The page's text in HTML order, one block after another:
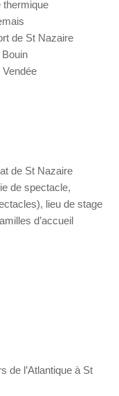
thermique
de St Nazaire
de St Nazaire
de spectacle,
lieu de stage
d’accueil
de l’Atlantique à St